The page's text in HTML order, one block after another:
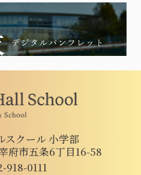
スクール 小学部
府市五条6丁目16-58
918-0111